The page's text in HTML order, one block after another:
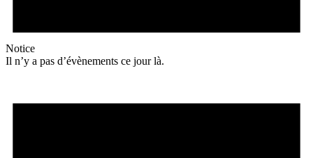
Notice
Il n’y a pas d’évènements ce jour là.